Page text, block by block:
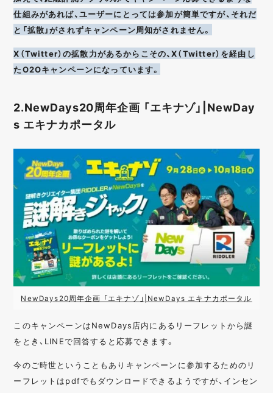
仕組みがあれば、ユーザーにとっては参加が簡単ですが、それだ
と「拡散」がされずキャンペーン周知がされません。
X（Twitter）の拡散力があるからこその、X（Twitter）を経由し
たO2Oキャンペーンになっています。
2.NewDays20周年企画 「エキナゾ」|NewDay
s エキナカポータル
NewDays20周年企画 「エキナゾ」|NewDays エキナカポータル
このキャンペーンはNewDays店内にあるリーフレットから謎
をとき、LINEで回答すると応募できます。
今のご時世ということもありキャンペーンに参加するためのリ
ーフレットはpdfでもダウンロードできるようですが、インセン